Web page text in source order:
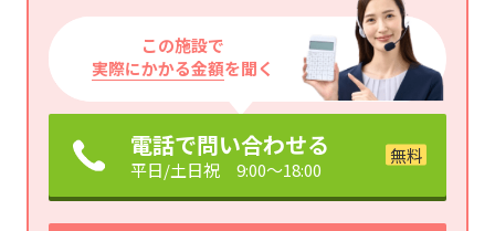
この施設で
実際にかかる金額を聞く
電話で問い合わせる
平日/土日祝 9:00～18:00